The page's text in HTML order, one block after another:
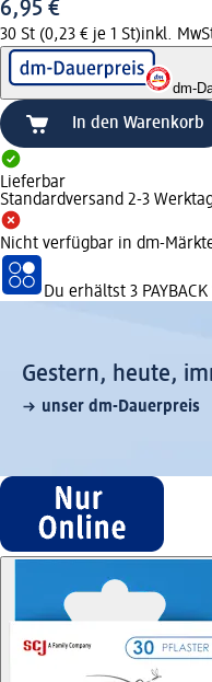
6,95 €
30 St (0,23 € je 1 St)inkl.
dm-
In den Warenkorb
Lieferbar
Standardversand 2-3
Nicht verfügbar in dm-
Du erhältst 3 PAYBACK
Gestern, heute,
unser dm-Dauerpreis